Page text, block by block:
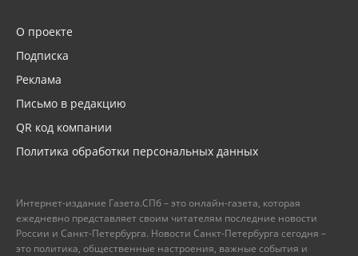
О проекте
Подписка
Реклама
Письмо в редакцию
QR код компании
Политика обработки персональных данных
Интернет-издание Газета.СПб – это онлайн-газета, которая
ежедневно представляет своим читателям последние новости
России и Санкт-Петербурга. Новости Санкт-Петербурга сегодня –
это политика, общественные настроения, важные события и